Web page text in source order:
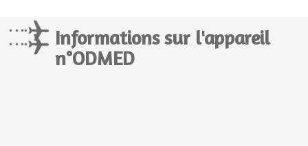
Informations sur l'appareil
n°ODMED